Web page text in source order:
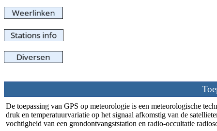
De toepassing van GPS op meteorologie is een meteorologische
druk en temperatuurvariatie op het signaal afkomstig van de
vochtigheid van een grondontvangststation en radio-occultatie